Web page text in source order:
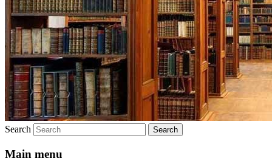
Search
Main menu